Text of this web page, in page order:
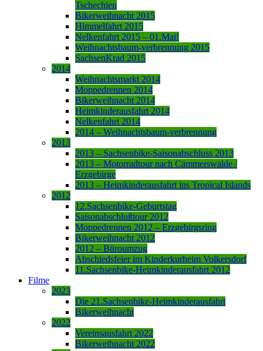
Tschechien
Bikerweihnacht 2015
Himmelfahrt 2015
Nelkenfahrt 2015 – 01.Mai!
Weihnachtsbaum-verbrennung 2015
SachsenKrad 2015
2014
Weihnachtsmarkt 2014
Moppedrennen 2014
Bikerweihnacht 2014
Heimkinderausfahrt 2014
Nelkenfahrt 2014
2014 – Weihnachtsbaum-verbrennung
2013
2013 – Sachsenbike-Saisonabschluss 2013
2013 – Motorradtour nach Cämmerswalde /
Erzgebirge
2013 – Heimkinderausfahrt ins Tropical Islands
2012
12.Sachsenbike-Geburtstag
Saisonabschlußtour 2012
Moppedrennen 2012 – Erzgebirgsring
Bikerweihnacht 2012
2012 – Büroumzug
Abschiedsfeier im Kinderkurheim Volkersdorf
11.Sachsenbike-Heimkinderausfahrt 2012
Filme
2023
Die 21.Sachsenbike-Heimkinderausfahrt
Bikerweihnacht
2022
Vereinsausfahrt 2022
Bikerweihnacht 2022